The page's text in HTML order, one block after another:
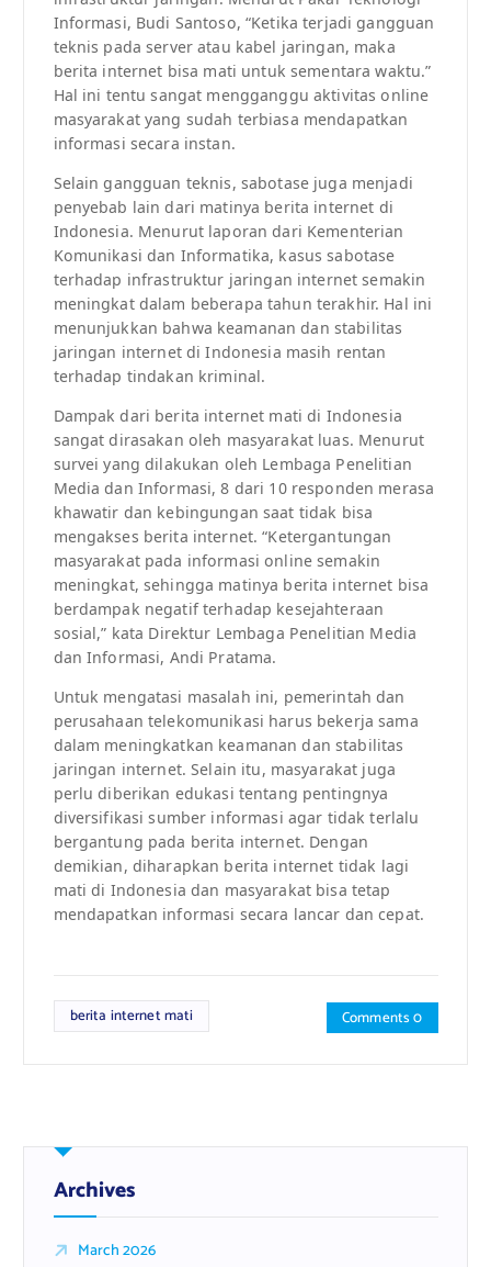
Informasi, Budi Santoso, “Ketika terjadi gangguan
teknis pada server atau kabel jaringan, maka
berita internet bisa mati untuk sementara waktu.”
Hal ini tentu sangat mengganggu aktivitas online
masyarakat yang sudah terbiasa mendapatkan
informasi secara instan.
Selain gangguan teknis, sabotase juga menjadi
penyebab lain dari matinya berita internet di
Indonesia. Menurut laporan dari Kementerian
Komunikasi dan Informatika, kasus sabotase
terhadap infrastruktur jaringan internet semakin
meningkat dalam beberapa tahun terakhir. Hal ini
menunjukkan bahwa keamanan dan stabilitas
jaringan internet di Indonesia masih rentan
terhadap tindakan kriminal.
Dampak dari berita internet mati di Indonesia
sangat dirasakan oleh masyarakat luas. Menurut
survei yang dilakukan oleh Lembaga Penelitian
Media dan Informasi, 8 dari 10 responden merasa
khawatir dan kebingungan saat tidak bisa
mengakses berita internet. “Ketergantungan
masyarakat pada informasi online semakin
meningkat, sehingga matinya berita internet bisa
berdampak negatif terhadap kesejahteraan
sosial,” kata Direktur Lembaga Penelitian Media
dan Informasi, Andi Pratama.
Untuk mengatasi masalah ini, pemerintah dan
perusahaan telekomunikasi harus bekerja sama
dalam meningkatkan keamanan dan stabilitas
jaringan internet. Selain itu, masyarakat juga
perlu diberikan edukasi tentang pentingnya
diversifikasi sumber informasi agar tidak terlalu
bergantung pada berita internet. Dengan
demikian, diharapkan berita internet tidak lagi
mati di Indonesia dan masyarakat bisa tetap
mendapatkan informasi secara lancar dan cepat.
berita internet mati Comments 0
Archives
March 2026